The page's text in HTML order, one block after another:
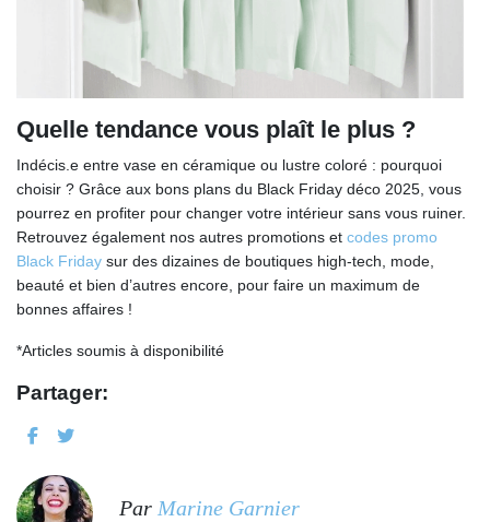
Quelle tendance vous plaît le plus ?
Indécis.e entre vase en céramique ou lustre coloré : pourquoi
choisir ? Grâce aux bons plans du Black Friday déco 2025, vous
pourrez en profiter pour changer votre intérieur sans vous ruiner.
Retrouvez également nos autres promotions et codes promo
Black Friday sur des dizaines de boutiques high-tech, mode,
beauté et bien d’autres encore, pour faire un maximum de
bonnes affaires !
*Articles soumis à disponibilité
Partager:
Par Marine Garnier